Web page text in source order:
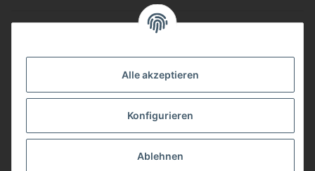
Alle akzeptieren
Konfigurieren
Ablehnen
Gute Preis/Leistung
viele Zahlungsarten
Günstige Versandkosten